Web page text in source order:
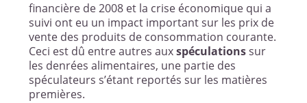
financière de 2008 et la crise économique qui a
suivi ont eu un impact important sur les prix de
vente des produits de consommation courante.
Ceci est dû entre autres auxspéculationssur
les denrées alimentaires, une partie des
spéculateurs s’étant reportés sur les matières
premières.